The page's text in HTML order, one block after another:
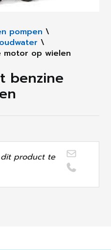
pompen \
\
motor op wielen
benzine
product te